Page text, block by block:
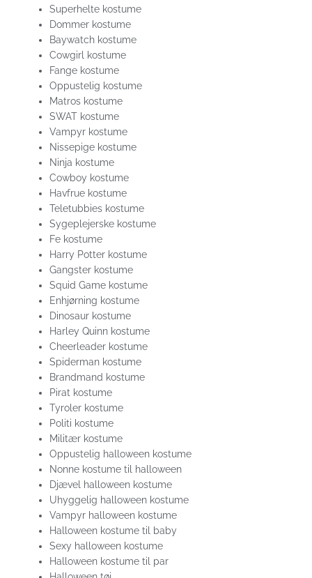
Superhelte kostume
Dommer kostume
Baywatch kostume
Cowgirl kostume
Fange kostume
Oppustelig kostume
Matros kostume
SWAT kostume
Vampyr kostume
Nissepige kostume
Ninja kostume
Cowboy kostume
Havfrue kostume
Teletubbies kostume
Sygeplejerske kostume
Fe kostume
Harry Potter kostume
Gangster kostume
Squid Game kostume
Enhjørning kostume
Dinosaur kostume
Harley Quinn kostume
Cheerleader kostume
Spiderman kostume
Brandmand kostume
Pirat kostume
Tyroler kostume
Politi kostume
Militær kostume
Oppustelig halloween kostume
Nonne kostume til halloween
Djævel halloween kostume
Uhyggelig halloween kostume
Vampyr halloween kostume
Halloween kostume til baby
Sexy halloween kostume
Halloween kostume til par